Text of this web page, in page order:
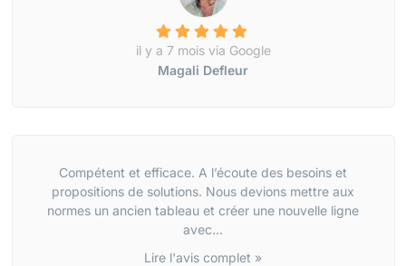
il y a 7 mois via Google
Magali Defleur
Compétent et efficace. A l’écoute des besoins et
propositions de solutions. Nous devions mettre aux
normes un ancien tableau et créer une nouvelle ligne
avec...
Lire l'avis complet »